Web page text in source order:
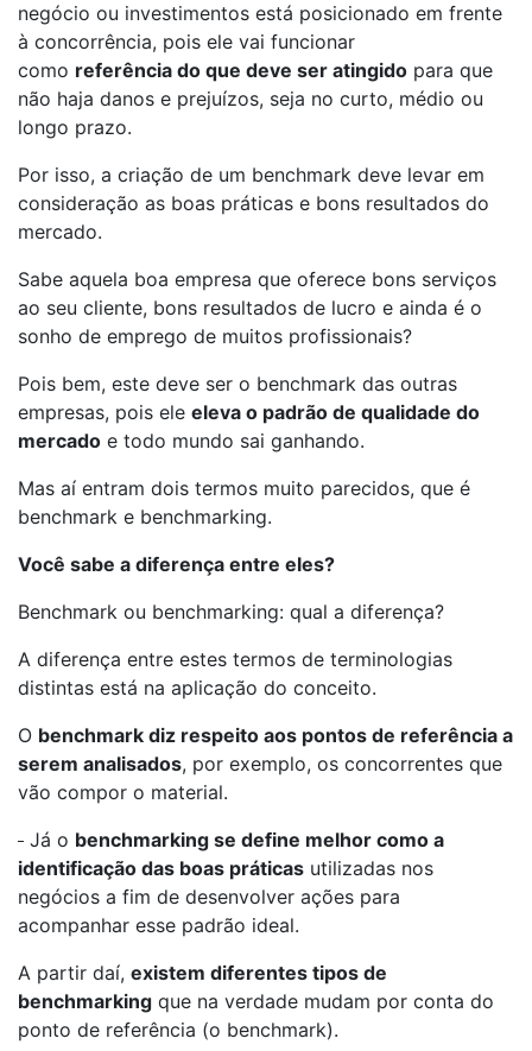
negócio ou investimentos está posicionado em frente
à concorrência, pois ele vai funcionar
como referência do que deve ser atingido para que
não haja danos e prejuízos, seja no curto, médio ou
longo prazo.
Por isso, a criação de um benchmark deve levar em
consideração as boas práticas e bons resultados do
mercado.
Sabe aquela boa empresa que oferece bons serviços
ao seu cliente, bons resultados de lucro e ainda é o
sonho de emprego de muitos profissionais?
Pois bem, este deve ser o benchmark das outras
empresas, pois ele eleva o padrão de qualidade do
mercado e todo mundo sai ganhando.
Mas aí entram dois termos muito parecidos, que é
benchmark e benchmarking.
Você sabe a diferença entre eles?
Benchmark ou benchmarking: qual a diferença?
A diferença entre estes termos de terminologias
distintas está na aplicação do conceito.
O benchmark diz respeito aos pontos de referência a
serem analisados, por exemplo, os concorrentes que
vão compor o material.
Já o benchmarking se define melhor como a
identificação das boas práticas utilizadas nos
negócios a fim de desenvolver ações para
acompanhar esse padrão ideal.
A partir daí, existem diferentes tipos de
benchmarking que na verdade mudam por conta do
ponto de referência (o benchmark).